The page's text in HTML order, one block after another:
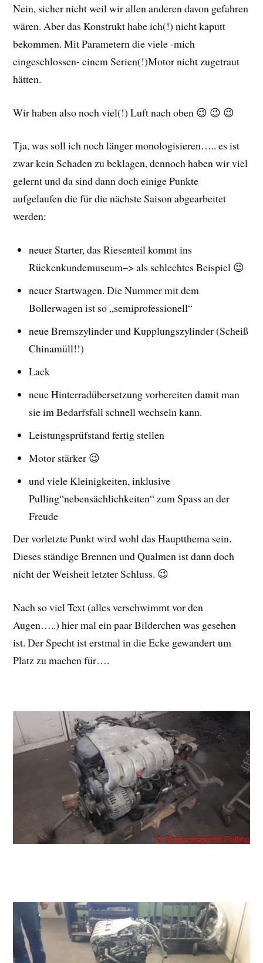
Nein, sicher nicht weil wir allen anderen davon gefahren
wären. Aber das Konstrukt habe ich(!) nicht kaputt
bekommen. Mit Parametern die viele -mich
eingeschlossen- einem Serien(!)Motor nicht zugetraut
hätten.
Wir haben also noch viel(!) Luft nach oben 😉 😉 😉
Tja, was soll ich noch länger monologisieren….. es ist
zwar kein Schaden zu beklagen, dennoch haben wir viel
gelernt und da sind dann doch einige Punkte
aufgelaufen die für die nächste Saison abgearbeitet
werden:
neuer Starter, das Riesenteil kommt ins
Rückenkundemuseum–> als schlechtes Beispiel 😉
neuer Startwagen. Die Nummer mit dem
Bollerwagen ist so „semiprofessionell“
neue Bremszylinder und Kupplungszylinder (Scheiß
Chinamüll!!)
Lack
neue Hinterradübersetzung vorbereiten damit man
sie im Bedarfsfall schnell wechseln kann.
Leistungsprüfstand fertig stellen
Motor stärker 😉
und viele Kleinigkeiten, inklusive
Pulling“nebensächlichkeiten“ zum Spass an der
Freude
Der vorletzte Punkt wird wohl das Hauptthema sein.
Dieses ständige Brennen und Qualmen ist dann doch
nicht der Weisheit letzter Schluss. 😉
Nach so viel Text (alles verschwimmt vor den
Augen…..) hier mal ein paar Bilderchen was gesehen
ist. Der Specht ist erstmal in die Ecke gewandert um
Platz zu machen für….